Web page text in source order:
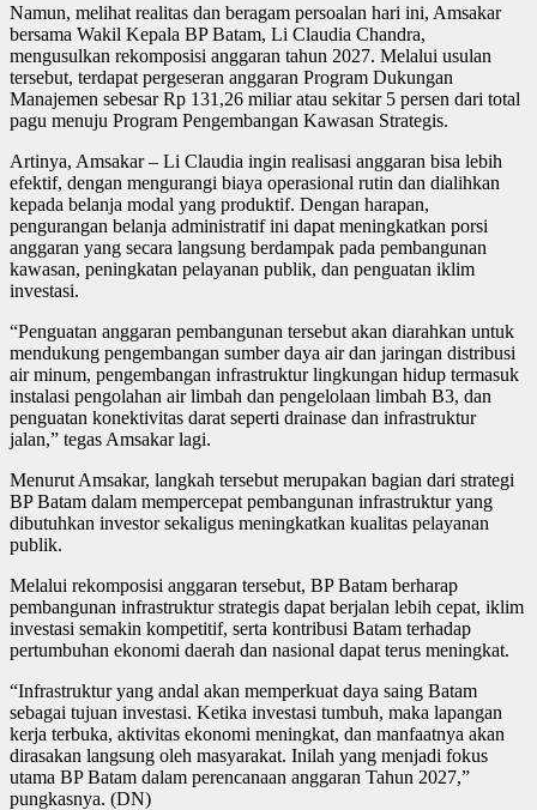
Namun, melihat realitas dan beragam persoalan hari ini, Amsakar
bersama Wakil Kepala BP Batam, Li Claudia Chandra,
mengusulkan rekomposisi anggaran tahun 2027. Melalui usulan
tersebut, terdapat pergeseran anggaran Program Dukungan
Manajemen sebesar Rp 131,26 miliar atau sekitar 5 persen dari total
pagu menuju Program Pengembangan Kawasan Strategis.
Artinya, Amsakar – Li Claudia ingin realisasi anggaran bisa lebih
efektif, dengan mengurangi biaya operasional rutin dan dialihkan
kepada belanja modal yang produktif. Dengan harapan,
pengurangan belanja administratif ini dapat meningkatkan porsi
anggaran yang secara langsung berdampak pada pembangunan
kawasan, peningkatan pelayanan publik, dan penguatan iklim
investasi.
“Penguatan anggaran pembangunan tersebut akan diarahkan untuk
mendukung pengembangan sumber daya air dan jaringan distribusi
air minum, pengembangan infrastruktur lingkungan hidup termasuk
instalasi pengolahan air limbah dan pengelolaan limbah B3, dan
penguatan konektivitas darat seperti drainase dan infrastruktur
jalan,” tegas Amsakar lagi.
Menurut Amsakar, langkah tersebut merupakan bagian dari strategi
BP Batam dalam mempercepat pembangunan infrastruktur yang
dibutuhkan investor sekaligus meningkatkan kualitas pelayanan
publik.
Melalui rekomposisi anggaran tersebut, BP Batam berharap
pembangunan infrastruktur strategis dapat berjalan lebih cepat, iklim
investasi semakin kompetitif, serta kontribusi Batam terhadap
pertumbuhan ekonomi daerah dan nasional dapat terus meningkat.
“Infrastruktur yang andal akan memperkuat daya saing Batam
sebagai tujuan investasi. Ketika investasi tumbuh, maka lapangan
kerja terbuka, aktivitas ekonomi meningkat, dan manfaatnya akan
dirasakan langsung oleh masyarakat. Inilah yang menjadi fokus
utama BP Batam dalam perencanaan anggaran Tahun 2027,”
pungkasnya. (DN)